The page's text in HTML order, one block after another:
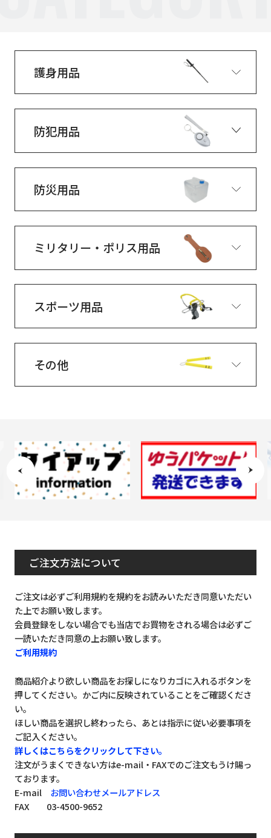
護身用品
防犯用品
防災用品
ミリタリー・ポリス用品
スポーツ用品
その他
ご注文方法について
ご注文は必ずご利用規約を規約をお読みいただき同意いただい
た上でお願い致します。
会員登録をしない場合でも当店でお買物をされる場合は必ずご
一読いただき同意の上お願い致します。
ご利用規約
商品紹介より欲しい商品をお探しになりカゴに入れるボタンを
押してください。かご内に反映されていることをご確認くださ
い。
ほしい商品を選択し終わったら、あとは指示に従い必要事項を
ご記入ください。
詳しくはこちらをクリックして下さい。
注文がうまくできない方はe-mail・FAXでのご注文もうけ賜っ
ております。
E-mail お問い合わせメールアドレス
FAX 03-4500-9652